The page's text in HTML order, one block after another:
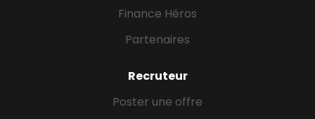
Finance Héros
Partenaires
Recruteur
Poster une offre